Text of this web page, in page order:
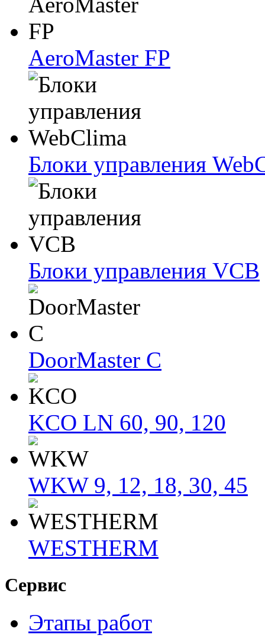
AeroMaster FP
Блоки упрaвлeния
Блоки упрaвлeния VCB
DoorMaster C
KCO LN 60, 90, 120
WKW 9, 12, 18, 30, 45
WESTHERM
Сервис
Этапы работ